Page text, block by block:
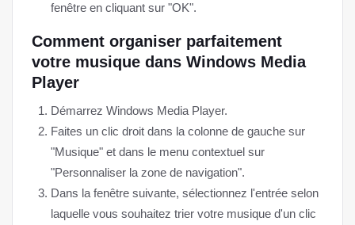
fenêtre en cliquant sur "OK".
Comment organiser parfaitement
votre musique dans Windows Media
Player
Démarrez Windows Media Player.
Faites un clic droit dans la colonne de gauche sur
"Musique" et dans le menu contextuel sur
"Personnaliser la zone de navigation".
Dans la fenêtre suivante, sélectionnez l'entrée selon
laquelle vous souhaitez trier votre musique d'un clic